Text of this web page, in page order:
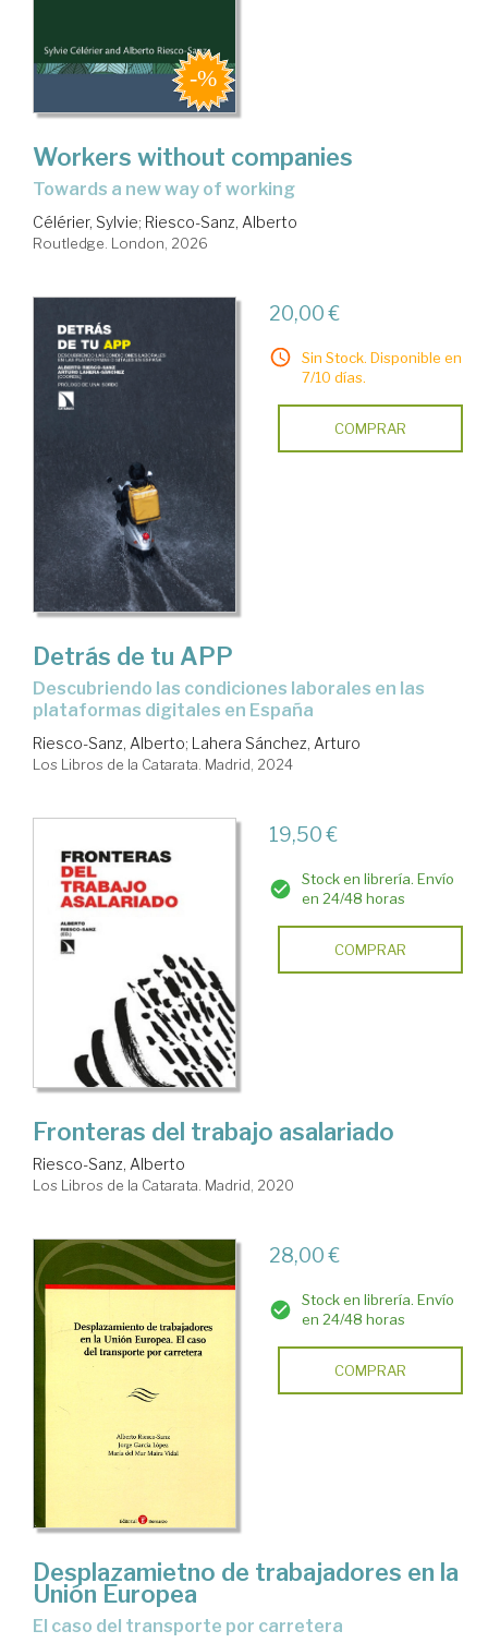
Workers without companies
towards a new way of working
Célérier, Sylvie; Riesco-Sanz, Alberto
Routledge. London, 2026
20,00 €
Sin Stock. Disponible en
7/10 días.
COMPRAR
Detrás de tu APP
descubriendo las condiciones laborales en las
plataformas digitales en España
Riesco-Sanz, Alberto; Lahera Sánchez, Arturo
Los Libros de la Catarata. Madrid, 2024
19,50 €
Stock en librería. Envío
en 24/48 horas
COMPRAR
Fronteras del trabajo asalariado
Riesco-Sanz, Alberto
Los Libros de la Catarata. Madrid, 2020
28,00 €
Stock en librería. Envío
en 24/48 horas
COMPRAR
Desplazamietno de trabajadores en la
Unión Europea
el caso del transporte por carretera